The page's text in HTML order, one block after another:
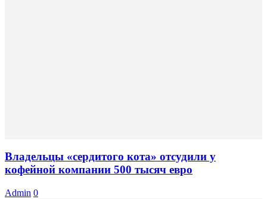
Владельцы «сердитого кота» отсудили у
кофейной компании 500 тысяч евро
Admin 0